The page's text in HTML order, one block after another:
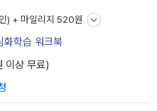
) + 마일리지 520원
학습 워크북
이상 무료)